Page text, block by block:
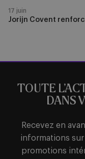
Jorijn Covent
17 juin
TOUTE
DANS
Recevez en
informations
promotions